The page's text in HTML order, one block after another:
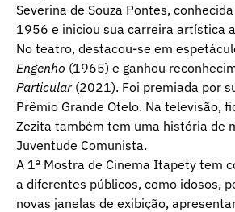
Severina de Souza Pontes,
1956 e iniciou sua carreira artística
No teatro, destacou-se em
Engenho (1965) e ganhou
Particular (2021). Foi premiada por
Prêmio Grande Otelo. Na televisão,
Zezita também tem uma história de
Juventude Comunista.
A 1ª Mostra de Cinema Itapety tem
a diferentes públicos, como idosos,
novas janelas de exibição,